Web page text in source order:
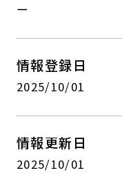
ー
情報登録日
2025/10/01
情報更新日
2025/10/01